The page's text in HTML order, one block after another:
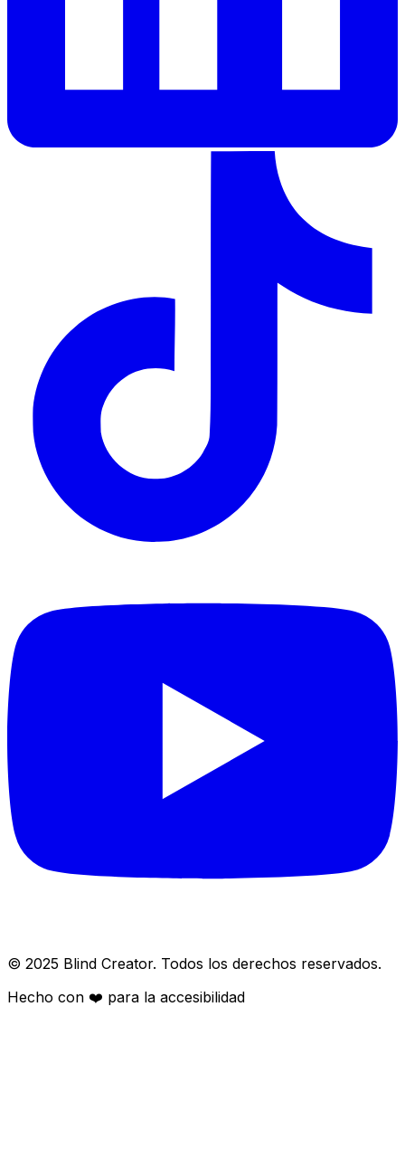
© 2025 Blind Creator. Todos los derechos reservados.
Hecho con ❤️ para la accesibilidad